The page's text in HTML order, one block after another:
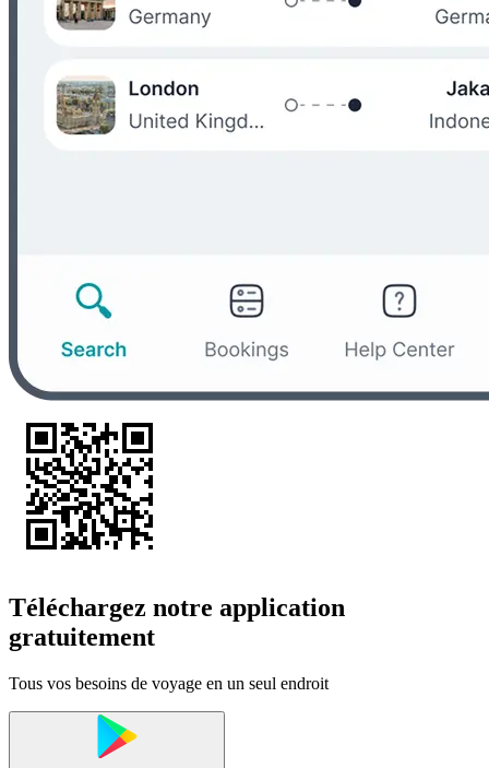
Téléchargez notre application
gratuitement
Tous vos besoins de voyage en un seul endroit